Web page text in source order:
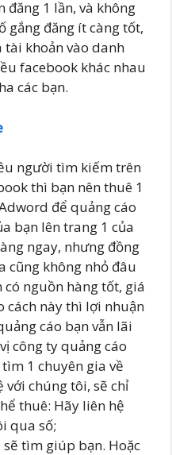
đăng 1 lần, và không
gắng đăng ít càng tốt,
tài khoản vào danh
facebook khác nhau
các bạn.
người tìm kiếm trên
thì bạn nên thuê 1
để quảng cáo
bạn lên trang 1 của
ngay, nhưng đồng
cũng không nhỏ đâu
có nguồn hàng tốt, giá
cách này thì lợi nhuận
cáo bạn vẫn lãi
công ty quảng cáo
1 chuyên gia về
với chúng tôi, sẽ chỉ
thuê: Hãy liên hệ
qua số;
sẽ tìm giúp bạn. Hoặc